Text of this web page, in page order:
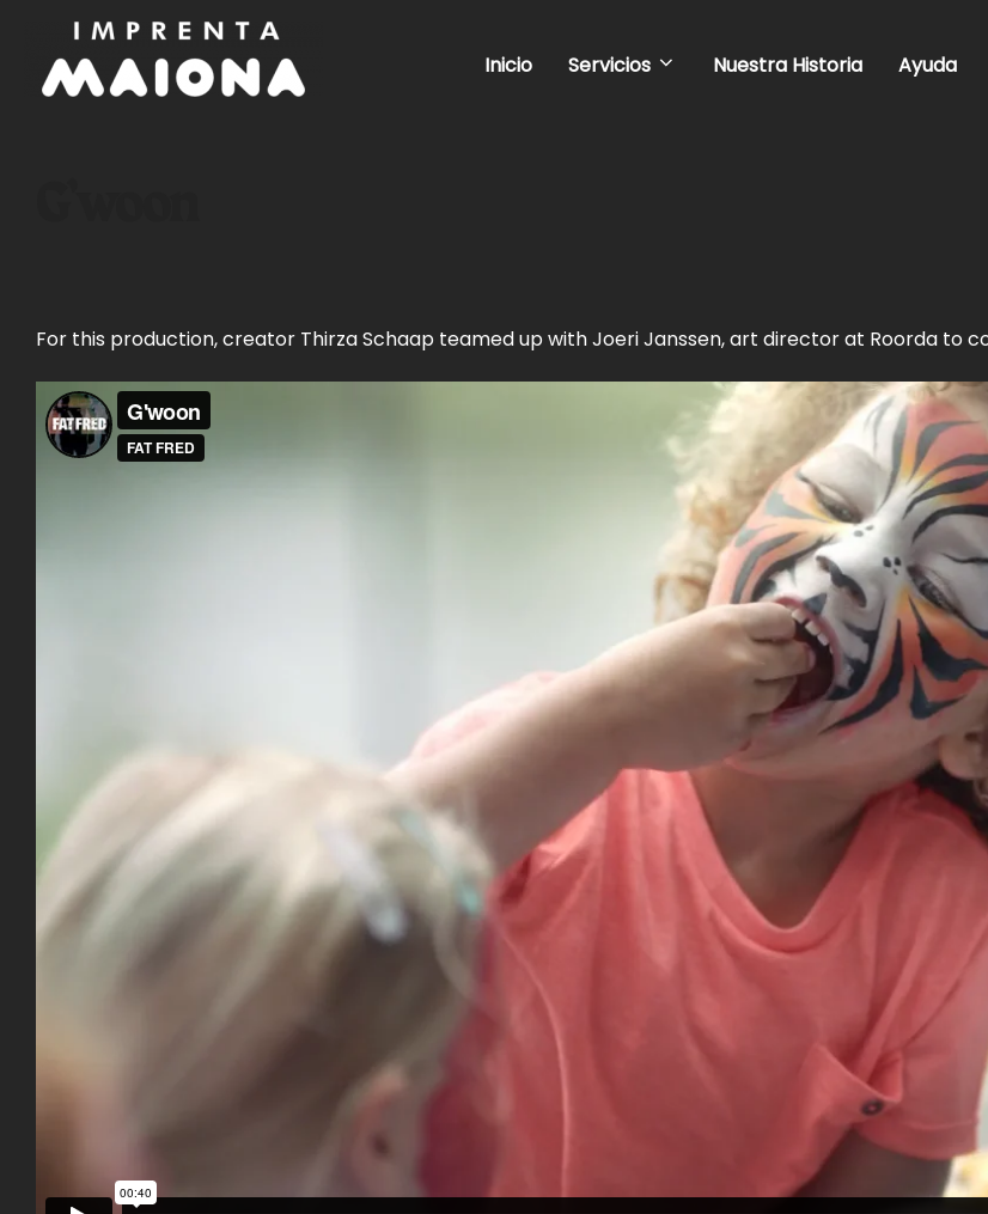
contenido
Inicio Servicios Nuestra Historia Ayuda
For this production, creator Thirza Schaap teamed up with Joeri Janssen, art director at Roorda to